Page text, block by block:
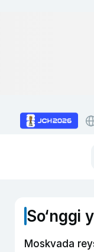
So‘nggi
Moskvada